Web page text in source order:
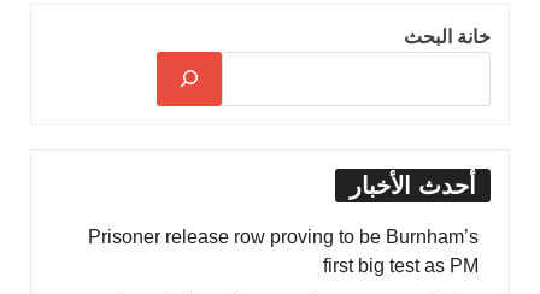
خانة البحث
أحدث الأخبار
Prisoner release row proving to be Burnham’s
first big test as PM